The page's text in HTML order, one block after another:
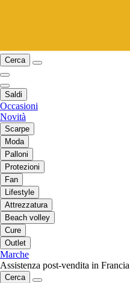
Cerca
Saldi
Occasioni
Novità
Scarpe
Moda
Palloni
Protezioni
Fan
Lifestyle
Attrezzatura
Beach volley
Cure
Outlet
Marche
Assistenza post-vendita in Francia
Cerca